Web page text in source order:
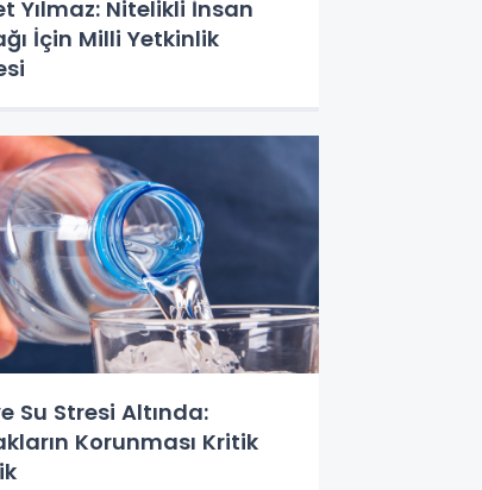
Yılmaz: Nitelikli İnsan
İçin Milli Yetkinlik
Su Stresi Altında:
Korunması Kritik